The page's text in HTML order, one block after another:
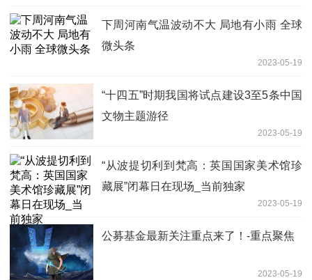
下周河南气温波动不大 局地有小雨 全球
微头条
2023-05-19
“十四五”时期我国将试点建设3至5条中国
文物主题游径
2023-05-19
“从波提切利到梵高：英国国家美术馆珍
藏展”闭幕日在现场_当前独家
2023-05-19
公募基金最新关注重点来了！-重点聚焦
2023-05-19